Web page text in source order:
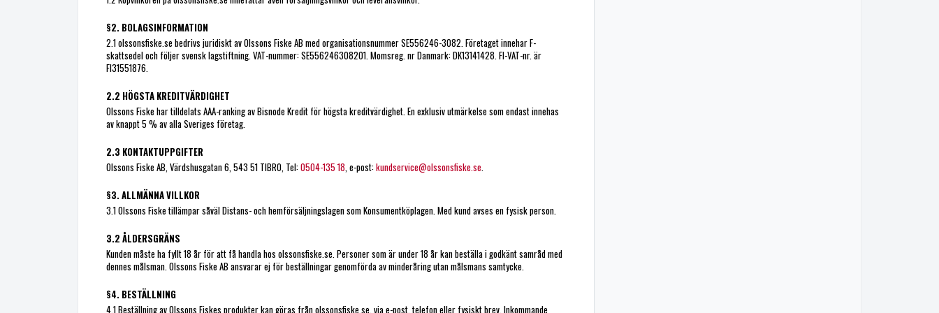
§2. BOLAGSINFORMATION
2.1 olssonsfiske.se bedrivs juridiskt av Olssons Fiske AB med organisationsnummer SE556246-3082. Företaget innehar F-
skattsedel och följer svensk lagstiftning. VAT-nummer: SE556246308201. Momsreg. nr Danmark: DK13141428. FI-VAT-nr. är
FI31551876.
2.2 HÖGSTA KREDITVÄRDIGHET
Olssons Fiske har tilldelats AAA-ranking av Bisnode Kredit för högsta kreditvärdighet. En exklusiv utmärkelse som endast innehas
av knappt 5 % av alla Sveriges företag.
2.3 KONTAKTUPPGIFTER
Olssons Fiske AB, Värdshusgatan 6, 543 51 TIBRO, Tel:0504-135 18 , e-post:kundservice@olssonsfiske.se
§3. ALLMÄNNA VILLKOR
3.1 Olssons Fiske tillämpar såväl Distans- och hemförsäljningslagen som Konsumentköplagen. Med kund avses en fysisk person.
3.2 ÅLDERSGRÄNS
Kunden måste ha fyllt 18 år för att få handla hos olssonsfiske.se. Personer som är under 18 år kan beställa i godkänt samråd med
dennes målsman. Olssons Fiske AB ansvarar ej för beställningar genomförda av minderåring utan målsmans samtycke.
§4. BESTÄLLNING
4.1 Beställning av Olssons Fiskes produkter kan göras från olssonsfiske.se, via e-post, telefon eller fysiskt brev. Inkommande